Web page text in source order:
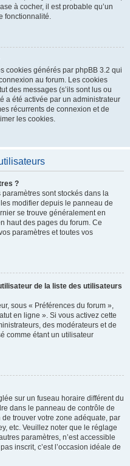
à cocher, il est probable qu’un
fonctionnalité.
cookies générés par phpBB 3.2 qui
au forum. Les cookies
des messages (s’ils sont lus ou
a été activée par un administrateur
récurrents de connexion et de
les cookies.
?
sont stockés dans la
modifier depuis le panneau de
se trouve généralement en
haut des pages du forum. Ce
paramètres et toutes vos
de la liste des utilisateurs
sous « Préférences du forum »,
en ligne ». Si vous activez cette
des modérateurs et de
comme étant un utilisateur
sur un fuseau horaire différent du
dans le panneau de contrôle de
trouver votre zone adéquate, par
etc. Veuillez noter que le réglage
paramètres, n’est accessible
inscrit, c’est l’occasion idéale de